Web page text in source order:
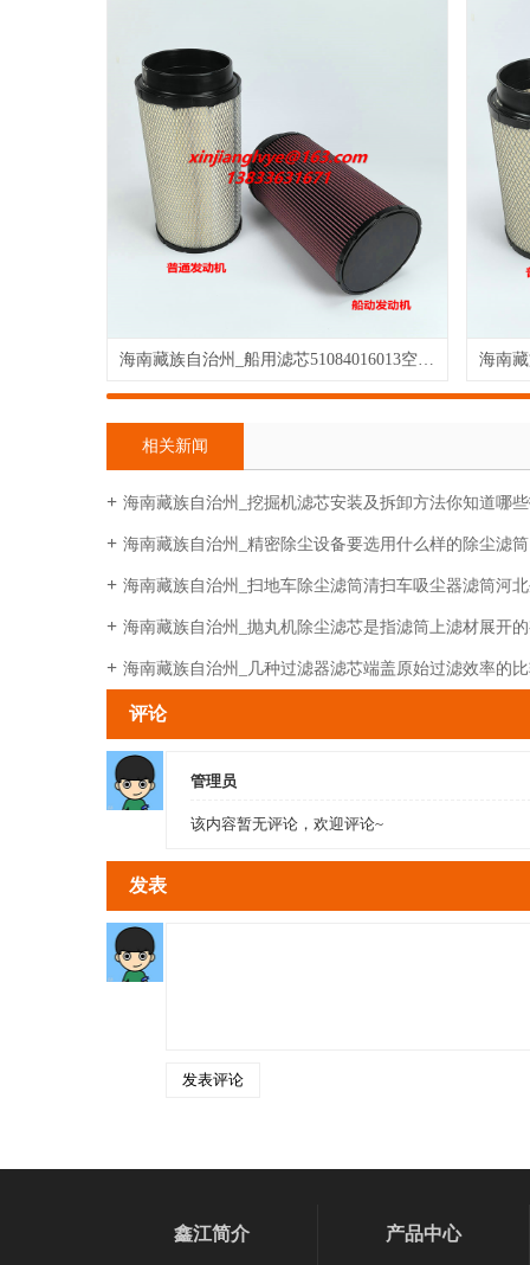
相关新闻
海南藏族自治州_挖掘机滤芯安装及拆卸方法你知道哪
海南藏族自治州_精密除尘设备要选用什么样的除尘滤
海南藏族自治州_扫地车除尘滤筒清扫车吸尘器滤筒河
海南藏族自治州_抛丸机除尘滤芯是指滤筒上滤材展开
海南藏族自治州_几种过滤器滤芯端盖原始过滤效率的
评论
管理员
该内容暂无评论，欢迎评论~
发表
鑫江简介 产品中心